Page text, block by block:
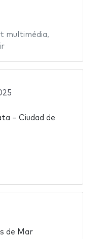
multimédia,
– Ciudad de
de Mar